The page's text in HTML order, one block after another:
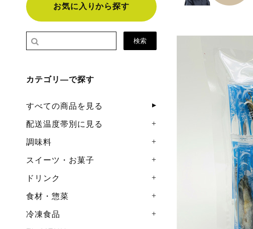
お気に入りから探す
検索
カテゴリ―で探す
すべての商品を見る
配送温度帯別に見る
調味料
スイーツ・お菓子
ドリンク
食材・惣菜
冷凍食品